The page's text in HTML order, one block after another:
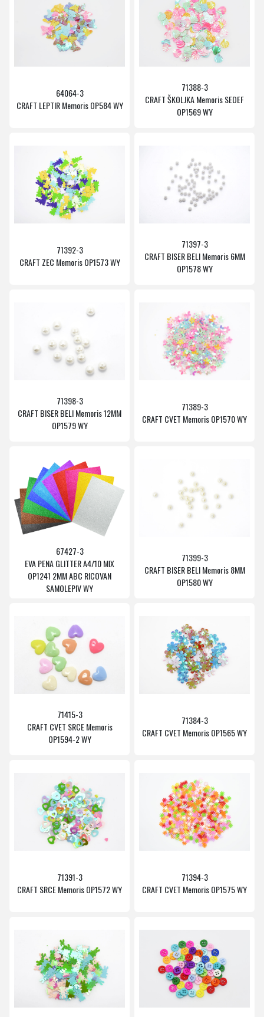
64064-3
CRAFT LEPTIR Memoris OP584 WY
71388-3
CRAFT ŠKOLJKA Memoris SEDEF
OP1569 WY
71392-3
CRAFT ZEC Memoris OP1573 WY
71397-3
CRAFT BISER BELI Memoris 6MM
OP1578 WY
71398-3
CRAFT BISER BELI Memoris 12MM
OP1579 WY
71389-3
CRAFT CVET Memoris OP1570 WY
67427-3
EVA PENA GLITTER A4/10 MIX
OP1241 2MM ABC RICOVAN
SAMOLEPIV WY
71399-3
CRAFT BISER BELI Memoris 8MM
OP1580 WY
71415-3
CRAFT CVET SRCE Memoris
OP1594-2 WY
71384-3
CRAFT CVET Memoris OP1565 WY
71391-3
CRAFT SRCE Memoris OP1572 WY
71394-3
CRAFT CVET Memoris OP1575 WY